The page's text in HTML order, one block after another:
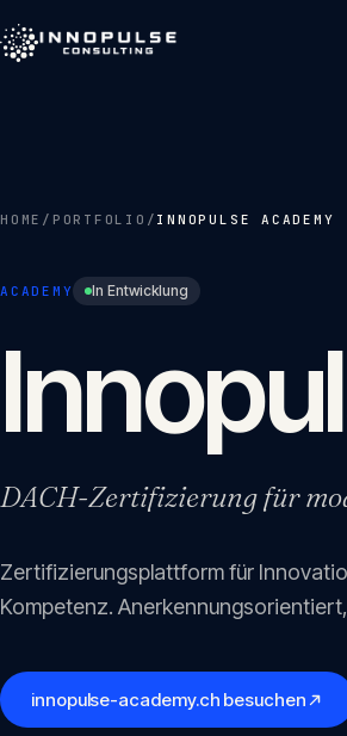
HOME / PORTFOLIO / INNOPULSE ACADEMY
ACADEMY In Entwicklung
DACH-Zertifizierung für
Zertifizierungsplattform für
Kompetenz.
innopulse-academy.ch besuchen